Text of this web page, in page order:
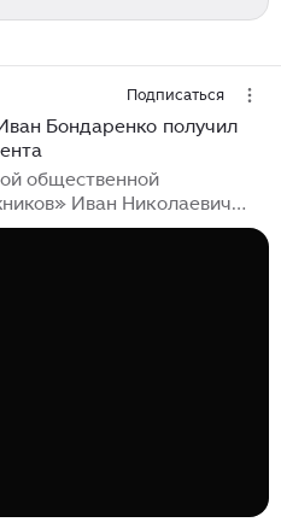
Подписаться
Бондаренко получил
общественной
Иван Николаевич
награду — почетную